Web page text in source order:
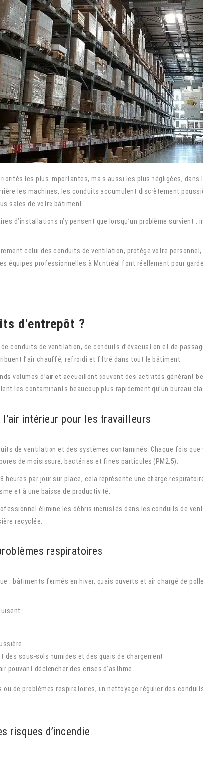
les plus importantes, mais aussi les plus négligées,
les machines, les conduits accumulent discrètement
sales de votre bâtiment.
d’installations n’y pensent que lorsqu’un problème survient
celui des conduits de ventilation, protège votre
équipes professionnelles à Montréal font réellement pour
d'entrepôt ?
conduits de ventilation, de conduits d’évacuation et de
l’air chauffé, refroidi et filtré dans tout le bâtiment.
volumes d’air et accueillent souvent des activités générant
les contaminants beaucoup plus rapidement qu’un bureau
intérieur pour les travailleurs
de ventilation et des systèmes contaminés. Chaque fois
de moisissure, bactéries et fines particules (PM2.5).
heures par jour sur place, cela représente une charge
et à une baisse de productivité.
élimine les débris incrustés dans les conduits de
recyclée.
respiratoires
: bâtiments fermés en hiver, quais ouverts et air chargé de
:
des sous-sols humides et des quais de chargement
pouvant déclencher des crises d’asthme
ou de problèmes respiratoires, un nettoyage régulier des
risques d’incendie